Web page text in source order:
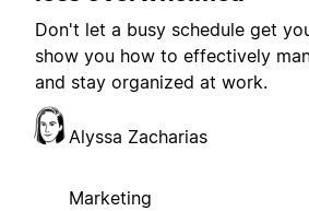
Don't let a busy schedule get
show you how to effectively
and stay organized at work.
Alyssa Zacharias
Marketing